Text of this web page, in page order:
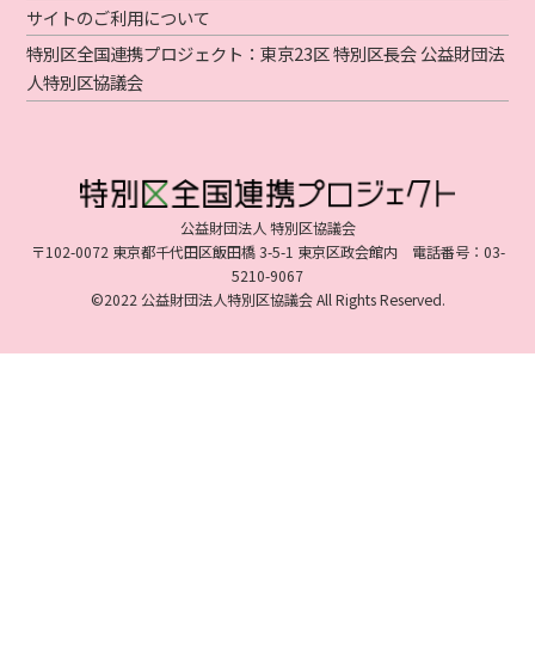
サイトのご利用について
特別区全国連携プロジェクト：東京23区 特別区長会 公益財団法
人特別区協議会
公益財団法人 特別区協議会
〒102-0072 東京都千代田区飯田橋 3-5-1 東京区政会館内 電話番号：03-
5210-9067
©2022 公益財団法人特別区協議会 All Rights Reserved.